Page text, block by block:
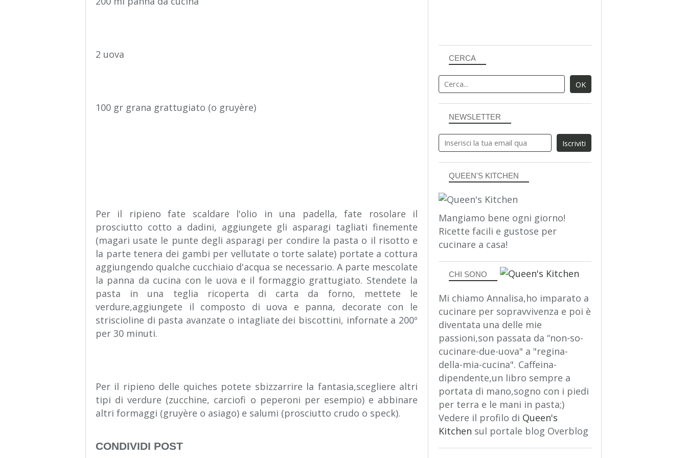
2 uova
100 gr grana grattugiato (o gruyère)
Per il ripieno fate scaldare l'olio in una padella, fate rosolare il
prosciutto cotto a dadini, aggiungete gli asparagi tagliati finemente
(magari usate le punte degli asparagi per condire la pasta o il risotto e
la parte tenera dei gambi per vellutate o torte salate) portate a cottura
aggiungendo qualche cucchiaio d'acqua se necessario. A parte mescolate
la panna da cucina con le uova e il formaggio grattugiato. Stendete la
pasta in una teglia ricoperta di carta da forno, mettete le
verdure,aggiungete il composto di uova e panna, decorate con le
striscioline di pasta avanzate o intagliate dei biscottini, infornate a 200º
per 30 minuti.
Per il ripieno delle quiches potete sbizzarrire la fantasia,scegliere altri
tipi di verdure (zucchine, carciofi o peperoni per esempio) e abbinare
altri formaggi (gruyère o asiago) e salumi (prosciutto crudo o speck).
CONDIVIDI POST
NEWSLETTER
CERCA
QUEEN'S KITCHEN
Mangiamo bene ogni giorno!
Ricette facili e gustose per
cucinare a casa!
CHI SONO
Mi chiamo Annalisa,ho imparato a
cucinare per sopravvivenza e poi è
diventata una delle mie
passioni,son passata da “non-so-
cucinare-due-uova" a "regina-
della-mia-cucina". Caffeina-
dipendente,un libro sempre a
portata di mano,sogno con i piedi
per terra e le mani in pasta;)
Vedere il profilo di Queen's
Kitchen sul portale blog Overblog